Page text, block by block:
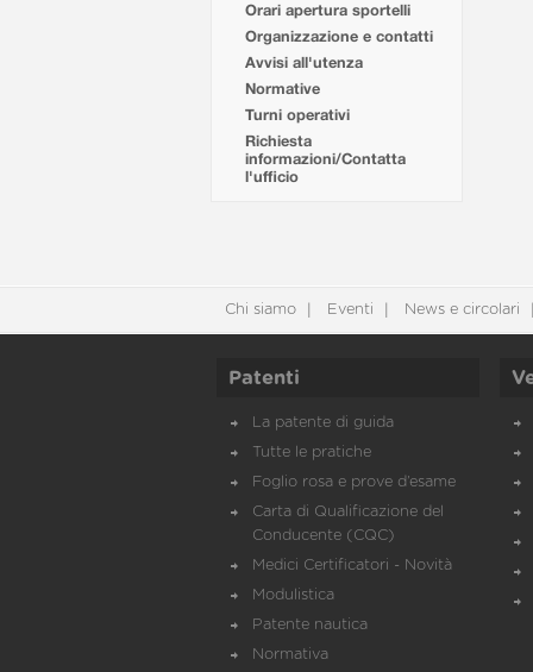
Orari apertura sportelli
Organizzazione e contatti
Avvisi all'utenza
Normative
Turni operativi
Richiesta
informazioni/Contatta
l'ufficio
Chi siamo Eventi News e circolari
Patenti
La patente di guida
Tutte le pratiche
Foglio rosa e prove d’esame
Carta di Qualificazione del
Conducente (CQC)
Medici Certificatori - Novità
Modulistica
Patente nautica
Normativa